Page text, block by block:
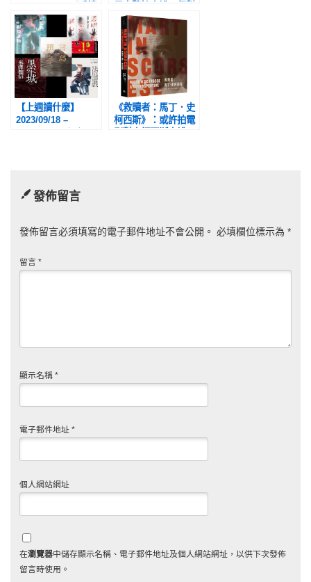
黑夜》、《魚夜》、
《泣女大人》、《執
刑官們》
創作者而言，則是一
則徹頭徹尾的恐怖故
事
【上週讀什麼】
2023/09/18 –
遊戲》
《救贖者：馬丁．史
柯西斯》：或許拍電
發佈留言
發佈留言必須填寫的電子郵件地址不會公開。 必填欄位標示為 *
留言 *
顯示名稱 *
電子郵件地址 *
個人網站網址
在瀏覽器中儲存顯示名稱、電子郵件地址及個人網站網址，以供下次發佈
留言時使用。